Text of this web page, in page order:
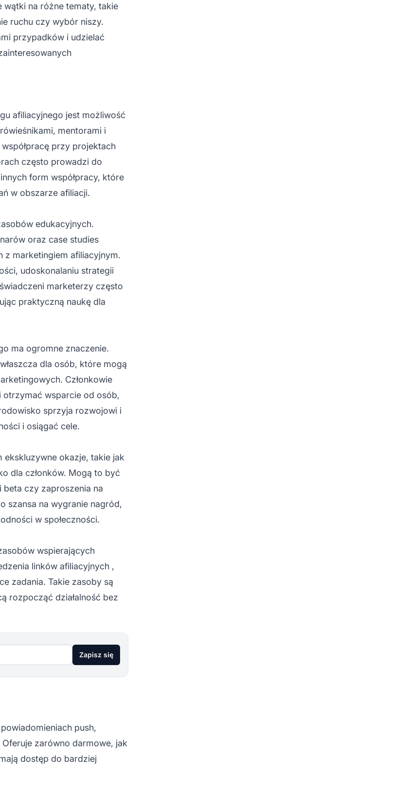
wątki na różne tematy, takie
ruchu czy wybór niszy.
przypadków i udzielać
afiliacyjnego jest możliwość
mentorami i
przy projektach
często prowadzi do
form współpracy, które
w obszarze afiliacji.
edukacyjnych.
oraz case studies
z marketingiem afiliacyjnym.
udoskonalaniu strategii
marketerzy często
praktyczną naukę dla
ma ogromne znaczenie.
dla osób, które mogą
Członkowie
otrzymać wsparcie od osób,
sprzyja rozwojowi i
i osiągać cele.
okazje, takie jak
dla członków. Mogą to być
czy zaproszenia na
szansa na wygranie nagród,
w społeczności.
wspierających
linków afiliacyjnych ,
zadania. Takie zasoby są
rozpocząć działalność bez
Zapisz się
push,
zarówno darmowe, jak
dostęp do bardziej